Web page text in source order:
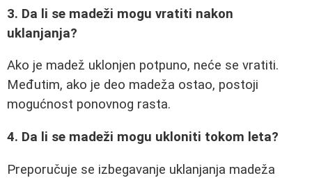
3. Da li se madeži mogu vratiti nakon
uklanjanja?
Ako je madež uklonjen potpuno, neće se vratiti.
Međutim, ako je deo madeža ostao, postoji
mogućnost ponovnog rasta.
4. Da li se madeži mogu ukloniti tokom leta?
Preporučuje se izbegavanje uklanjanja madeža